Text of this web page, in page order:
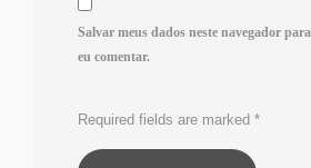
Salvar meus dados neste navegador
eu comentar.
Required fields are marked *